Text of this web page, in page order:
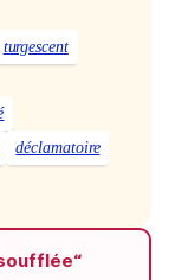
turgescent
déclamatoire